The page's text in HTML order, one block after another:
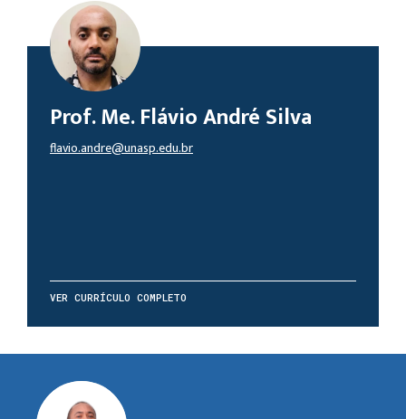
Prof. Me. Flávio André Silva
flavio.andre@unasp.edu.br
VER CURRÍCULO COMPLETO